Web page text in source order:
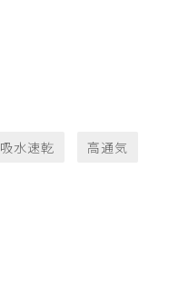
吸水速乾 高通気